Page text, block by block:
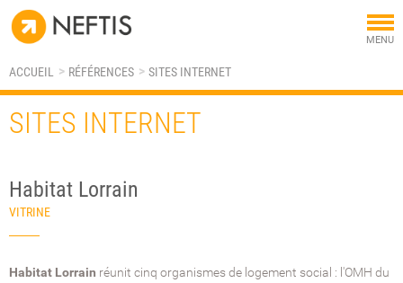
MENU
ACCUEIL RÉFÉRENCES SITES INTERNET
SITES INTERNET
Habitat Lorrain
VITRINE
Habitat Lorrain réunit cinq organismes de logement social : l'OMH du